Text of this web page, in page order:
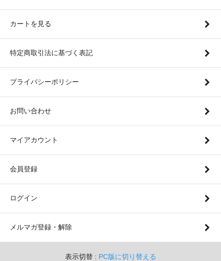
カートを見る
特定商取引法に基づく表記
プライバシーポリシー
お問い合わせ
マイアカウント
会員登録
ログイン
メルマガ登録・解除
表示切替 : PC版に切り替える